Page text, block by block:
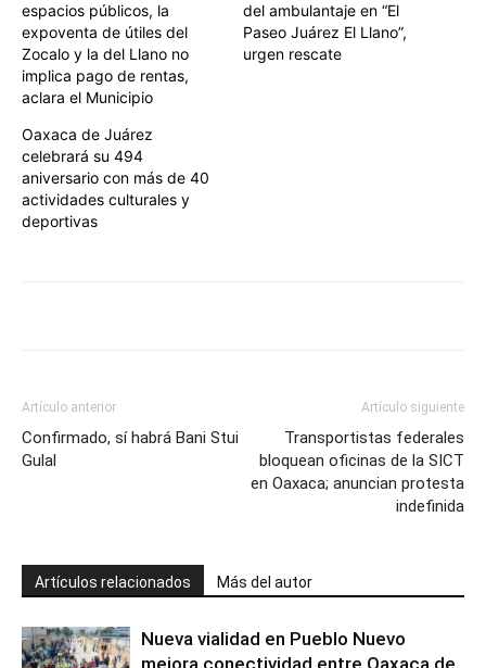
espacios públicos, la
expoventa de útiles del
Zocalo y la del Llano no
implica pago de rentas,
aclara el Municipio
del ambulantaje en “El
Paseo Juárez El Llano”,
urgen rescate
Oaxaca de Juárez
celebrará su 494
aniversario con más de 40
actividades culturales y
deportivas
Artículo anterior
Confirmado, sí habrá Bani Stui
Gulal
Artículo siguiente
Transportistas federales
bloquean oficinas de la SICT
en Oaxaca; anuncian protesta
indefinida
Artículos relacionados Más del autor
Nueva vialidad en Pueblo Nuevo